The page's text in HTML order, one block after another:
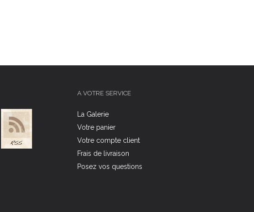
A VOTRE SERVICE
La Galerie
Votre panier
Votre compte client
Frais de livraison
Posez vos questions